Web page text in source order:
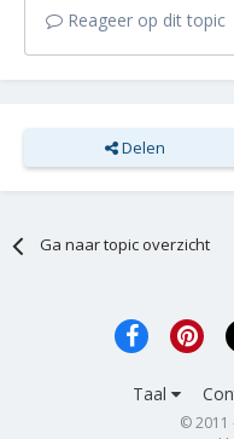
Reageer op dit topic
Delen
Ga naar topic overzicht
Taal
© 2011